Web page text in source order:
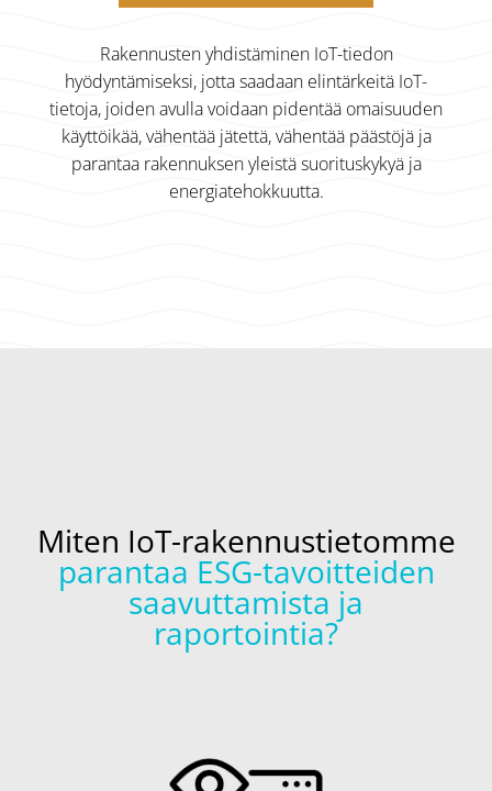
Rakennusten yhdistäminen IoT-tiedon
hyödyntämiseksi, jotta saadaan elintärkeitä IoT-
tietoja, joiden avulla voidaan pidentää omaisuuden
käyttöikää, vähentää jätettä, vähentää päästöjä ja
parantaa rakennuksen yleistä suorituskykyä ja
energiatehokkuutta.
Miten IoT-rakennustietomme
parantaa ESG-tavoitteiden
saavuttamista ja
raportointia?